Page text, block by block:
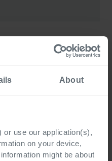
About
or use our application(s),
on your device,
might be about